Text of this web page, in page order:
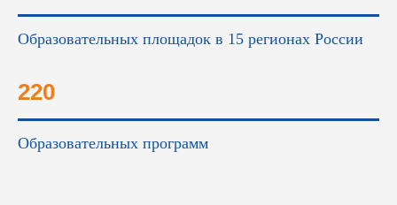
Образовательных площадок в 15 регионах России
220
Образовательных программ